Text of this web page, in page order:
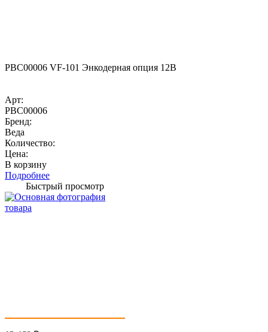
PBC00006 VF-101 Энкодерная опция 12В
Арт:
PBC00006
Бренд:
Веда
Количество:
Цена:
В корзину
Подробнее
Быстрый просмотр